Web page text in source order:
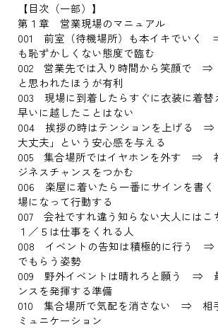
【目次（一部）】
第１章 営業現場のマニュアル
001 前室（待機場所）も本イキでい
も恥ずかしくない態度で臨む
002 営業先では入り時間から笑顔で ⇒
と思われたほうが有利
003 現場に到着したらすぐに衣装に
早いに越したことはない
004 挨拶の時はテンションを上げる ⇒
大丈夫」という安心感を与える
005 集合場所ではイヤホンを外す ⇒
ジネスチャンスをつかむ
006 楽屋に着いたら一番にサインを
場になって行動する
007 会社ですれ違う知らない大人にはこ
１／５は仕事をくれる人
008 イベントの告知は積極的に行う
でもらう姿勢
009 野外イベントは晴れろと願う ⇒
ンスを発揮する準備
010 集合場所で気配を消さない ⇒ 相
ミュニケーション